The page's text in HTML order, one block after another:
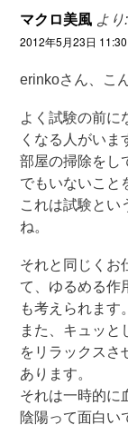
マクロ美風 より:
2012年5月23日
erinkoさん、こ
よく試験の前に
くなる人がいま
部屋の掃除をし
でもいないこと
これは試験とい
ね。
それと同じくお
て、ゆるめる作
も考えられます。
また、キュッと
をリラックスさ
あります。
それは一時的に
陰陽って面白い